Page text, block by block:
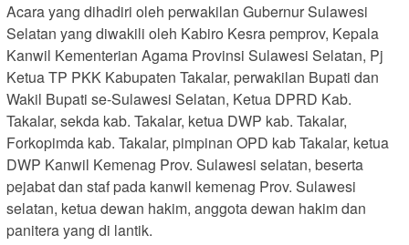
Acara yang dihadiri oleh perwakilan Gubernur Sulawesi
Selatan yang diwakili oleh Kabiro Kesra pemprov, Kepala
Kanwil Kementerian Agama Provinsi Sulawesi Selatan, Pj
Ketua TP PKK Kabupaten Takalar, perwakilan Bupati dan
Wakil Bupati se-Sulawesi Selatan, Ketua DPRD Kab.
Takalar, sekda kab. Takalar, ketua DWP kab. Takalar,
Forkopimda kab. Takalar, pimpinan OPD kab Takalar, ketua
DWP Kanwil Kemenag Prov. Sulawesi selatan, beserta
pejabat dan staf pada kanwil kemenag Prov. Sulawesi
selatan, ketua dewan hakim, anggota dewan hakim dan
panitera yang di lantik.